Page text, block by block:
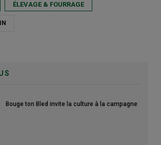
ÉLEVAGE & FOURRAGE
Bouge ton Bled invite la culture à la campagne